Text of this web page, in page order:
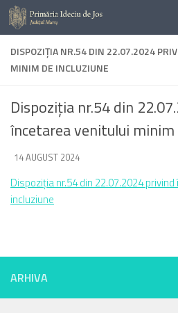
Skip to content
DISPOZIȚIA NR.54 DIN 22.07.2024
MINIM DE INCLUZIUNE
Dispoziția nr.54 din
încetarea venitului minim
DE·
14 AUGUST 2024
Dispoziția nr.54 din 22.07.2024
incluziune
ARHIVA